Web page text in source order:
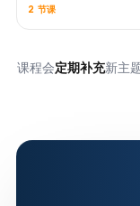
2 节课
课程会定期补充新主